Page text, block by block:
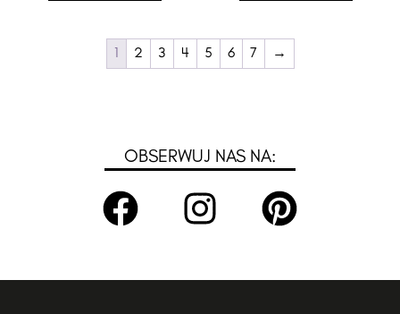
2 3 4 5 6 7 →
OBSERWUJ NAS NA: